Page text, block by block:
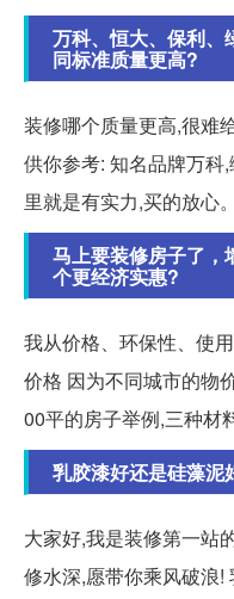
万科、恒大、保利、
同标准质量更高?
装修哪个质量更高,很难
供你参考: 知名品牌万科
里就是有实力,买的放心
马上要装修房子了，
个更经济实惠?
我从价格、环保性、使
价格 因为不同城市的物
00平的房子举例,三种材
乳胶漆好还是硅藻泥
大家好,我是装修第一站
修水深,愿带你乘风破浪!